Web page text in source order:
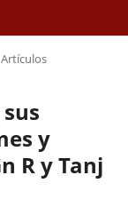
Artículos
y
R y Tanj